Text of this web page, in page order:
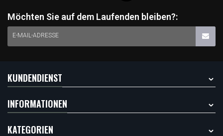
Möchten Sie auf dem Laufenden bleiben?:
E-MAIL-ADRESSE
KUNDENDIENST
INFORMATIONEN
KATEGORIEN